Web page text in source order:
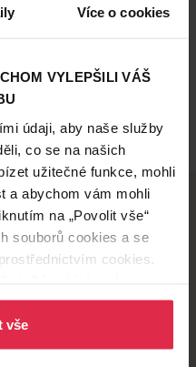
Více o cookies
VYLEPŠILI VÁŠ
údaji, aby naše služby
co se na našich
užitečné funkce, mohli
a abychom vám mohli
na „Povolit vše“
souborů cookies a se
cookies.
vše
Věrnostní slevy
ušetřete s Teta klubem